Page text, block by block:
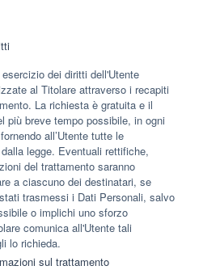
dei diritti dell'Utente
al Titolare attraverso i recapiti
La richiesta è gratuita e il
più breve tempo possibile, in ogni
all’Utente tutte le
legge. Eventuali rettifiche,
del trattamento saranno
a ciascuno dei destinatari, se
trasmessi i Dati Personali, salvo
o implichi uno sforzo
comunica all'Utente tali
lo richieda.
sul trattamento